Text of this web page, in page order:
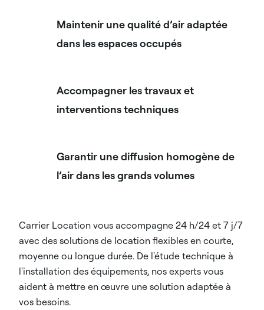
Maintenir une qualité d’air adaptée
dans les espaces occupés
Accompagner les travaux et
interventions techniques
Garantir une diffusion homogène de
l’air dans les grands volumes
Carrier Location vous accompagne 24 h/24 et 7 j/7
avec des solutions de location flexibles en courte,
moyenne ou longue durée. De l'étude technique à
l'installation des équipements, nos experts vous
aident à mettre en œuvre une solution adaptée à
vos besoins.